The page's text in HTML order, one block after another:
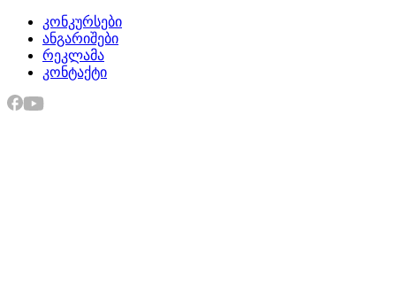
კონკურსები
ანგარიშები
რეკლამა
კონტაქტი